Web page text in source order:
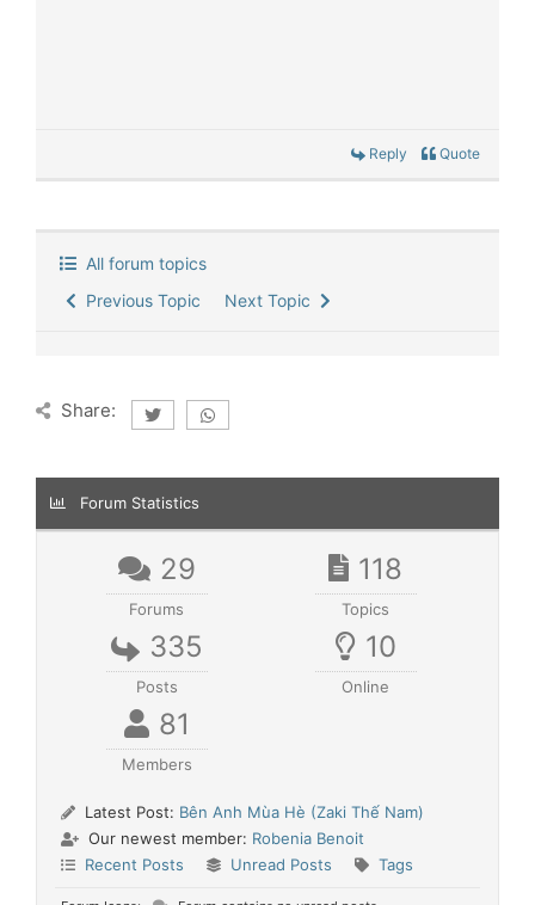
Reply Quote
All forum topics
Previous Topic
Next Topic
Share:
Forum Statistics
29
Forums
118
Topics
335
Posts
10
Online
81
Members
Latest Post: Bên Anh Mùa Hè (Zaki Thế Nam)
Our newest member: Robenia Benoit
Recent Posts
Unread Posts Tags